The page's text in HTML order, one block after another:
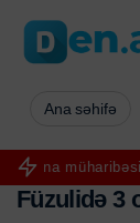
11 Peru
Ana səhifə
Füzulidə 3